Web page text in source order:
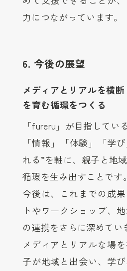
力につながっています。
6. 今後の展望
メディアとリアルを横
を育む循環をつくる
「fureru」が目指してい
「情報」「体験」「学
れる”を軸に、親子と地
循環を生み出すことです。
今後は、これまでの成
トやワークショップ、
の連携をさらに深めてい
メディアとリアルな場
子が地域と出会い、学